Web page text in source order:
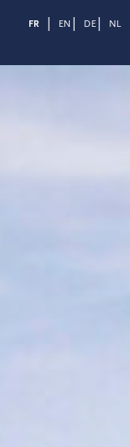
FR EN DE NL